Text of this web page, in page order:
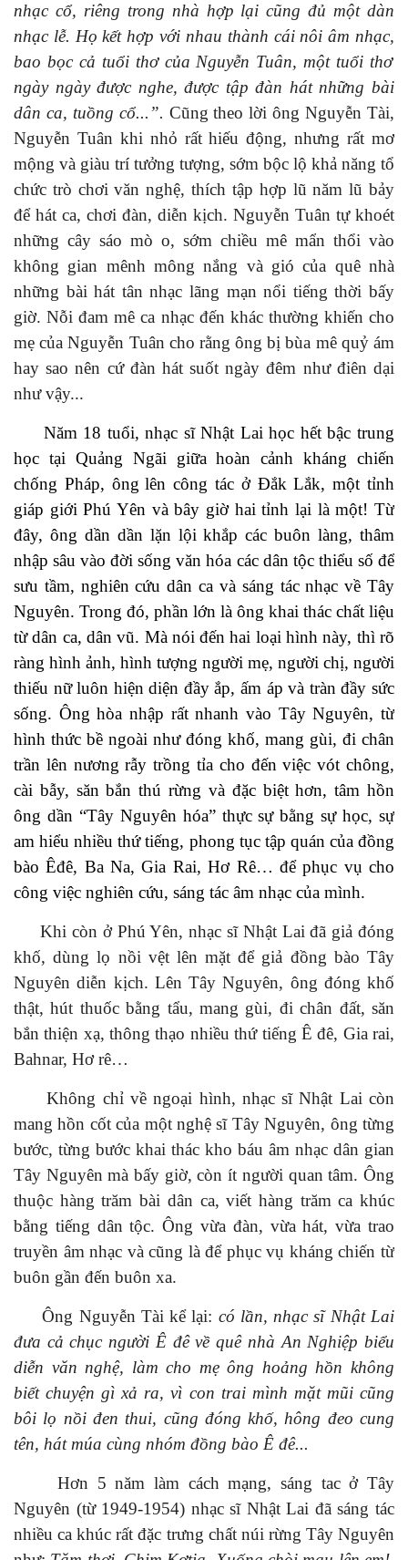
nhạc cổ, riêng trong nhà hợp lại cũng đủ một dàn
nhạc lễ. Họ kếthợp với nhau thành cái nôi âmnhạc,
bao bọc cả tuổi thơ củaNguyễn Tuân, một tuổi thơ
ngày ngày được nghe, được tập đàn hát những bài
dân ca, tuồng cổ...”. Cũng theo lời ông Nguyễn Tài,
Nguyễn Tuân khi nhỏ rất hiếu động, nhưng rất mơ
mộng và giàu trí tưởng tượng, sớm bộc lộ khả năng tổ
chức trò chơivăn nghệ, thích tập hợp lũ năm lũ bảy
để hát ca, chơi đàn, diễn kịch. Nguyễn Tuân tự khoét
những cây sáo mò o, sớm chiều mê mẩn thổi vào
không gian mênh mông nắng và gió của quê nhà
những bài hát tân nhạc lãng mạn nổi tiếng thời bấy
giờ. Nỗi đam mê ca nhạc đến khácthường khiến cho
mẹcủa Nguyễn Tuân cho rằng ông bịbùa mê quỷ ám
hay sao nên cứ đàn hát suốt ngày đêm như điên dại
nhưvậy...
Năm 18 tuổi,nhạc sĩ Nhật Laihọc hết bậc trung
học tại Quảng Ngãi giữa hoàn cảnh kháng chiến
chống Pháp, ông lên công tác ở Đắk Lắk, một tỉnh
giáp giới Phú Yên và bây giờ hai tỉnh lại là một! Từ
đây, ông dần dần lặn lội khắp các buôn làng, thâm
nhập sâu vào đời sống văn hóa các dân tộc thiểu số để
sưu tầm, nghiên cứu dân ca và sáng tác nhạc về Tây
Nguyên. Trong đó, phần lớn là ông khai thác chất liệu
từ dân ca, dân vũ. Mà nói đến hai loại hình này, thì rõ
ràng hình ảnh, hình tượng người mẹ, người chị, người
thiếu nữ luôn hiện diện đầy ắp, ấm áp và tràn đầy sức
sống. Ông hòa nhập rất nhanh vào Tây Nguyên, từ
hình thức bề ngoài như đóng khố, mang gùi, đi chân
trần lên nương rẫy trồng tỉa cho đến việc vót chông,
cài bẫy, săn bắn thú rừng và đặc biệt hơn, tâm hồn
ông dần “Tây Nguyên hóa” thực sự bằng sự học, sự
am hiểu nhiều thứtiếng, phong tục tập quán của đồng
bàoÊđê, Ba Na, Gia Rai, Hơ Rê… để phục vụ cho
công việc nghiên cứu, sáng tác âm nhạc của mình.
Khi còn ở Phú Yên, nhạc sĩ Nhật Lai đã giả đóng
khố, dùng lọ nồi vệt lên mặt để giả đồng bào Tây
Nguyên diễn kịch. Lên Tây Nguyên, ông đóng khố
thật, hút thuốc bằng tẩu, mang gùi, đi chân đất, săn
bắn thiện xạ, thông thạo nhiềuthứ tiếng Ê đê, Gia rai,
Bahnar, Hơ rê…
Không chỉ về ngoại hình, nhạc sĩNhật Lai còn
mang hồn cốtcủa một nghệsĩ Tây Nguyên, ôngtừng
bước, từng bước khai thác kho báu âm nhạc dân gian
Tây Nguyên mà bấy giờ, còn ít người quan tâm.Ông
thuộc hàngtrăm bài dân ca, viết hàng trăm ca khúc
bằng tiếng dântộc. Ôngvừa đàn, vừahát, vừatrao
truyền âm nhạc và cũng là để phục vụ kháng chiến từ
buôn gần đến buôn xa.
Ông Nguyễn Tài kể lại: có lần, nhạc sĩ Nhật Lai
đưa cảchục người Ê đê về quê nhàAn Nghiệpbiểu
diễn văn nghệ, làmcho mẹông hoảng hồnkhông
biết chuyện gì xả ra, vì con trai mình mặt mũi cũng
bôi lọ nồiđen thui, cũng đóng khố,hông đeocung
tên, hát múa cùng nhóm đồng bào Ê đê...
Hơn 5 năm làm cách mạng, sáng tac ở Tây
Nguyên (từ 1949-1954) nhạc sĩ Nhật Lai đã sáng tác
nhiều cakhúc rấtđặc trưng chất núi rừng Tây Nguyên